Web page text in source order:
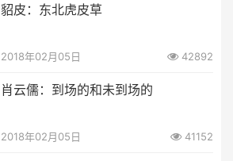
貂皮：东北虎皮草
2018年02月05日 42892
肖云儒：到场的和未到场的
2018年02月05日 41152